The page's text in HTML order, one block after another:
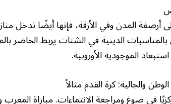
أرصفة المدن وفي الأزقة، فإنها أيضًا تدخل
بالمناسبات الدينية في الشتات يربط الحاضر
الموجودية الأوروبية.
والجالية: كرة القدم مثالاً